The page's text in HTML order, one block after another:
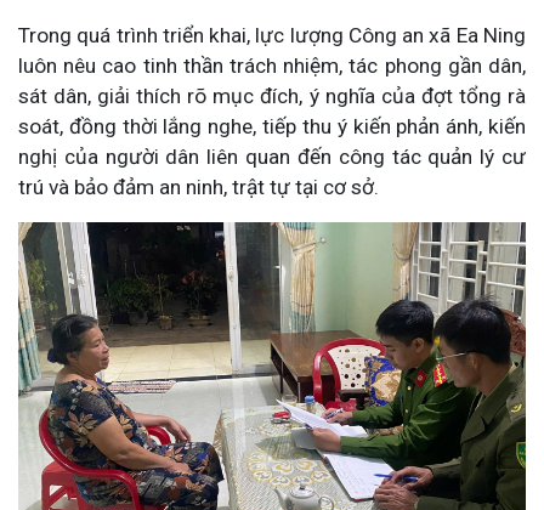
Trong quá trình triển khai, lực lượng Công an xã Ea Ning
luôn nêu cao tinh thần trách nhiệm, tác phong gần dân,
sát dân, giải thích rõ mục đích, ý nghĩa của đợt tổng rà
soát, đồng thời lắng nghe, tiếp thu ý kiến phản ánh, kiến
nghị của người dân liên quan đến công tác quản lý cư
trú và bảo đảm an ninh, trật tự tại cơ sở.